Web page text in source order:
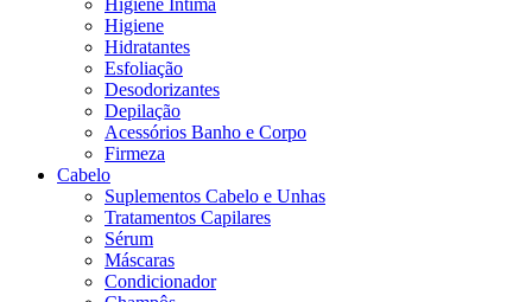
Higiene Íntima
Higiene
Hidratantes
Esfoliação
Desodorizantes
Depilação
Acessórios Banho e Corpo
Firmeza
Cabelo
Suplementos Cabelo e Unhas
Tratamentos Capilares
Sérum
Máscaras
Condicionador